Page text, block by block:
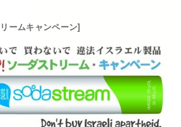
ームキャンペーン]